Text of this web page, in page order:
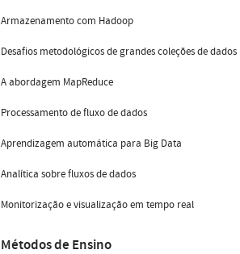
Armazenamento com Hadoop
Desafios metodológicos de grandes coleções de dados
A abordagem MapReduce
Processamento de fluxo de dados
Aprendizagem automática para Big Data
Analítica sobre fluxos de dados
Monitorização e visualização em tempo real
Métodos de Ensino